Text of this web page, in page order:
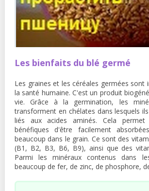
Les bienfaits du blé germé
Les graines et les céréales germées sont
la santé humaine. C'est un produit
vie. Grâce à la germination, les
transforment en chélates dans lesquels
liés aux acides aminés. Cela permet
bénéfiques d'être facilement
beaucoup dans le grain. Ce sont des
(B1, B2, B3, B6, B9), ainsi que des
Parmi les minéraux contenus dans
beaucoup de fer, de zinc, de phosphore,